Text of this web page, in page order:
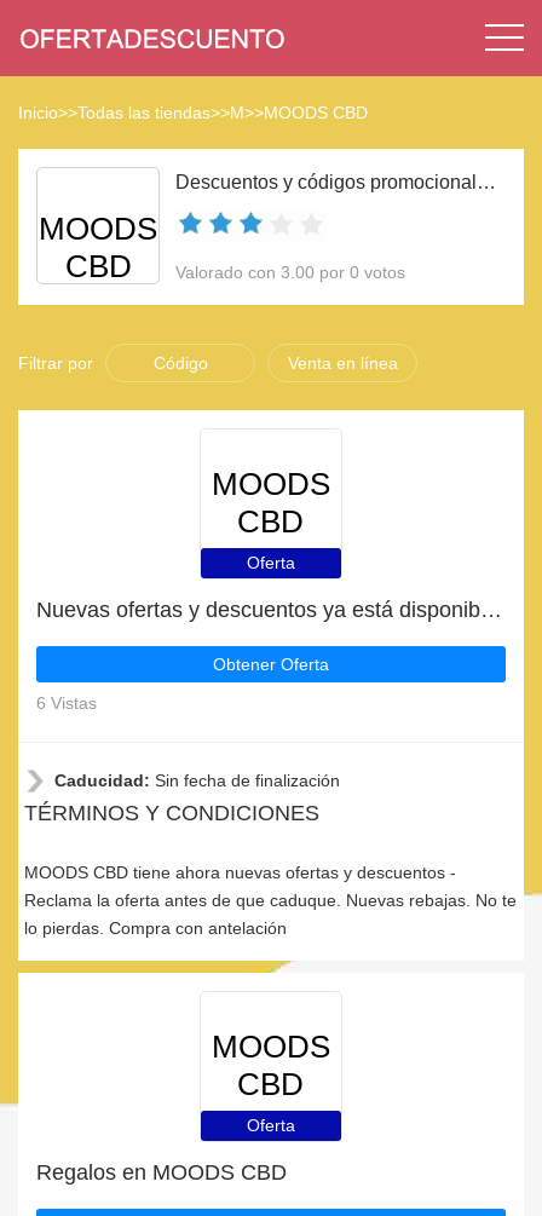
Inicio>>Todas las tiendas>>M>>MOODS CBD
MOODS
CBD
Descuentos y códigos promocionales MOODS CBD 2023
Valorado con 3.00 por 0 votos
Filtrar por Código Venta en línea
MOODS
CBD
Oferta
Nuevas ofertas y descuentos ya está disponible | MOODS CBD
Obtener Oferta
6 Vistas
Caducidad: Sin fecha de finalización
TÉRMINOS Y CONDICIONES
MOODS CBD tiene ahora nuevas ofertas y descuentos -
Reclama la oferta antes de que caduque. Nuevas rebajas. No te
lo pierdas. Compra con antelación
MOODS
CBD
Oferta
Regalos en MOODS CBD